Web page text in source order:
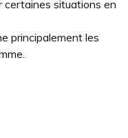
certaines situations en
principalement les